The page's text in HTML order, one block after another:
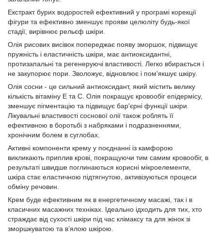
Екстракт бурих водоростей ефективний у програмі корекції
фігури та ефективно зменшує прояви целюліту будь-якої
стадії, вирівнює рельєф шкіри.
Олія рисових висівок попереджає появу зморшок, підвищує
пружність і еластичність шкіри, має антиоксидантні,
протизапальні та регенеруючі властивості. Легко вбирається і
не закупорює пори. Зволожує, відновлює і пом'якшує шкіру.
Олія сосни - це сильний антиоксидант, який містить велику
кількість вітаміну Е та С. Олія покращує кровообіг епідермісу,
зменшує пігментацію та підвищує бар'єрні функції шкіри.
Лікувальні властивості соснової олії також роблять її
ефективною в боротьбі з набряками і подраз­неннями,
хронічним болем в суглобах.
Активні компоненти крему у поєднанні із камфорою
викликають приплив крові, покращуючи тим самим кровообіг, в
результаті швидше поглинаються корисні мікроелементи,
шкіра стає еластичною підтягнутою, активізуються процеси
обміну речовин.
Крем буде ефективним як в енергетичному масажі, так і в
класичних масажних техніках. Ідеально ідходить для тих, хто
страждає від сухості шкіри під час клімаксу та для жінок зі
зморшкуватою та в’ялою шкірою.